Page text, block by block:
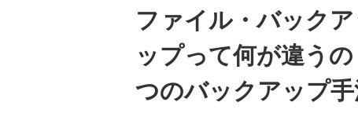
ファイル・バック
ップって何が違う
つのバックアップ